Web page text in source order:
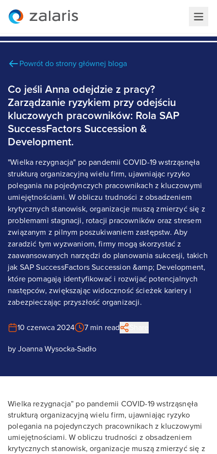
Powrót do strony głównej bloga
Co jeśli Anna odejdzie z pracy?
Zarządzanie ryzykiem przy odejściu
kluczowych pracowników: Rola SAP
SuccessFactors Succession &
Development.
"Wielka rezygnacja" po pandemii COVID-19 wstrząsnęła
strukturą organizacyjną wielu firm, ujawniając ryzyko
polegania na pojedynczych pracownikach z kluczowymi
umiejętnościami. W obliczu trudności z obsadzeniem
krytycznych stanowisk, organizacje muszą zmierzyć się z
problemami stagnacji, rotacji pracowników oraz stresem
związanym z pilnym poszukiwaniem zastępstw. Aby
zaradzić tym wyzwaniom, firmy mogą skorzystać z
zaawansowanych narzędzi do planowania sukcesji, takich
jak SAP SuccessFactors Succession &amp; Development,
które pomagają identyfikować i rozwijać potencjalnych
następców, zwiększając widoczność ścieżek kariery i
zabezpieczając przyszłość organizacji.
10 czerwca 2024 7 min read
by Joanna Wysocka-Sadło
Wielka rezygnacja” po pandemii COVID-19 wstrząsnęła
strukturą organizacyjną wielu firm, ujawniając ryzyko
polegania na pojedynczych pracownikach z kluczowymi
umiejętnościami. W obliczu trudności z obsadzeniem
krytycznych stanowisk, organizacje muszą zmierzyć się z